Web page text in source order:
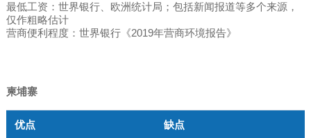
最低工资：世界银行、欧洲统计局；包括新闻报道等多个来源，
仅作粗略估计
营商便利程度：世界银行《2019年营商环境报告》
柬埔寨
优点 缺点